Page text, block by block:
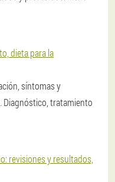
dieta para la
síntomas y
Diagnóstico, tratamiento
revisiones y resultados,